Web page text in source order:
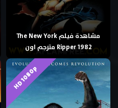
مشاهدة فيلم The New York
Ripper 1982 مترجم اون
HD 1080p